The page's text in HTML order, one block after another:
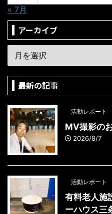
« 7月
アーカイブ
最新の記事
活動レポート
MV撮影の
2026/8/7
活動レポート
有料老人施
ーハウス三